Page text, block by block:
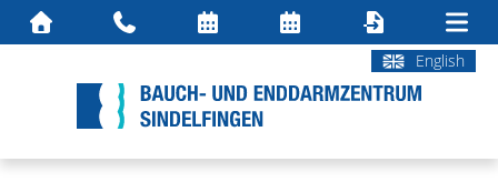
English